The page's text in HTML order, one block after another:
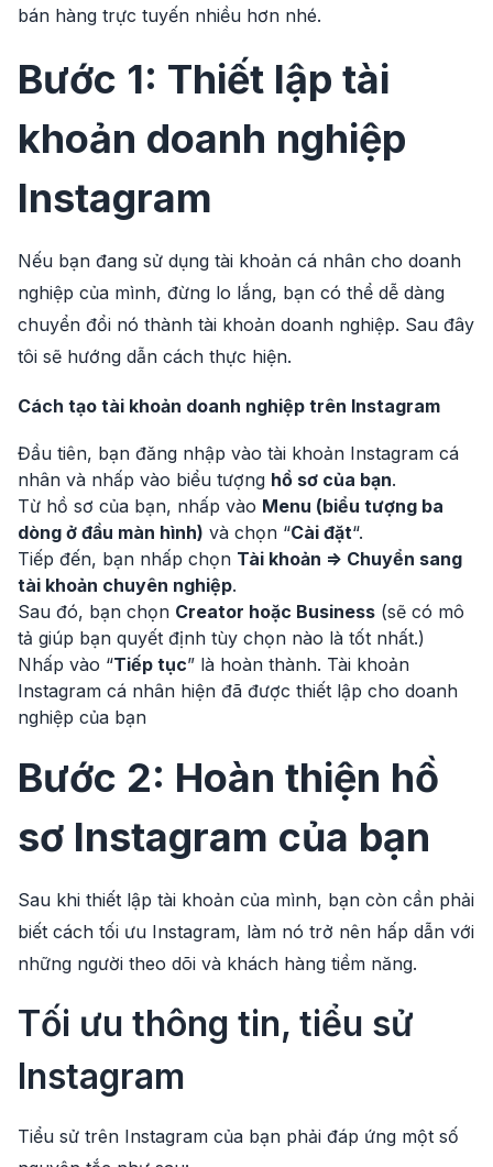
bán hàng trực tuyến nhiều hơn nhé.
Bước 1: Thiết lập tài
khoản doanh nghiệp
Instagram
Nếu bạn đang sử dụng tài khoản cá nhân cho doanh
nghiệp của mình, đừng lo lắng, bạn có thể dễ dàng
chuyển đổi nó thành tài khoản doanh nghiệp. Sau đây
tôi sẽ hướng dẫn cách thực hiện.
Cách tạo tài khoản doanh nghiệp trên Instagram
Đầu tiên, bạn đăng nhập vào tài khoản Instagram cá
nhân và nhấp vào biểu tượng hồ sơ của bạn.
Từ hồ sơ của bạn, nhấp vào Menu (biểu tượng ba
dòng ở đầu màn hình) và chọn “Cài đặt“.
Tiếp đến, bạn nhấp chọn Tài khoản => Chuyển sang
tài khoản chuyên nghiệp.
Sau đó, bạn chọn Creator hoặc Business (sẽ có mô
tả giúp bạn quyết định tùy chọn nào là tốt nhất.)
Nhấp vào “Tiếp tục” là hoàn thành. Tài khoản
Instagram cá nhân hiện đã được thiết lập cho doanh
nghiệp của bạn
Bước 2: Hoàn thiện hồ
sơ Instagram của bạn
Sau khi thiết lập tài khoản của mình, bạn còn cần phải
biết cách tối ưu Instagram, làm nó trở nên hấp dẫn với
những người theo dõi và khách hàng tiềm năng.
Tối ưu thông tin, tiểu sử
Instagram
Tiểu sử trên Instagram của bạn phải đáp ứng một số